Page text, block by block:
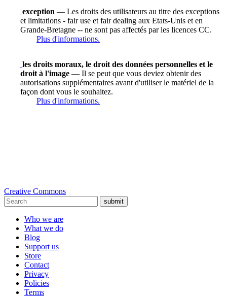
exception — Les droits des utilisateurs au titre des exceptions
et limitations - fair use et fair dealing aux Etats-Unis et en
Grande-Bretagne -- ne sont pas affectés par les licences CC.
Plus d'informations.
les droits moraux, le droit des données personnelles et le
droit à l'image — Il se peut que vous deviez obtenir des
autorisations supplémentaires avant d'utiliser le matériel de la
façon dont vous le souhaitez.
Plus d'informations.
Creative Commons
submit
Who we are
What we do
Blog
Support us
Store
Contact
Privacy
Policies
Terms